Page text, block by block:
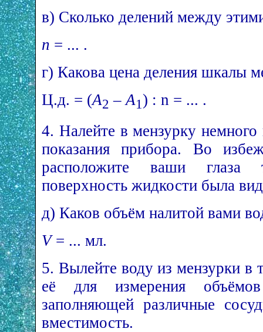
в) Сколько делений между
n = ... .
г) Какова цена деления шкалы
Ц.д. = (A2 –A1) : n = ... .
4. Налейте в мензурку
показания прибора. Во
расположите ваши глаза
поверхность жидкости была
д) Каков объём налитой вами
V= ... мл.
5. Вылейте воду из мензурки в
её для измерения
заполняющей различные
вместимость.